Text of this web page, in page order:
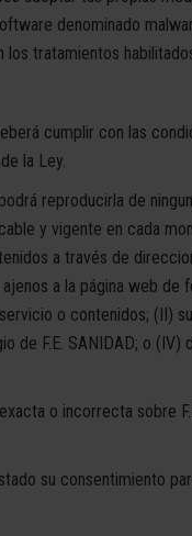
denominado
tratamientos
cumplir con las
la Ley.
reproducirla de
y vigente en cada
a través de
a la página web de
o contenidos; (II)
de F.E. SANIDAD; o (IV)
o incorrecta sobre
su consentimiento